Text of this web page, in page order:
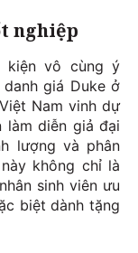
nghiệp
kiện vô cùng ý
giá Duke ở
Nam vinh dự
làm diễn giả đại
lượng và phân
không chỉ là
sinh viên ưu
biệt dành tặng